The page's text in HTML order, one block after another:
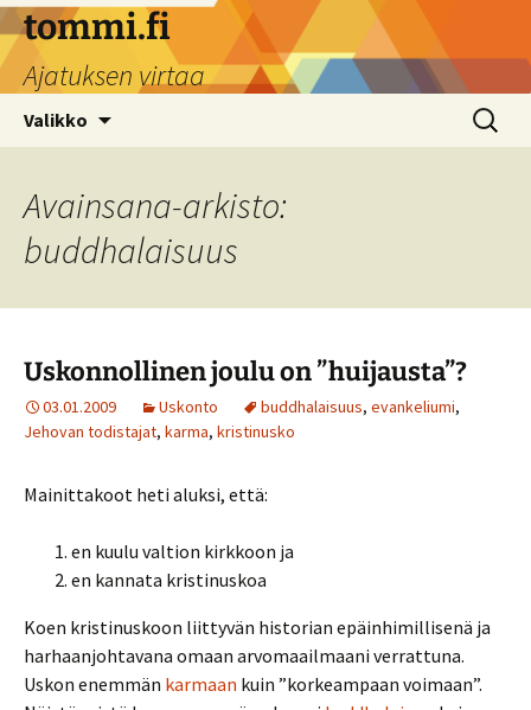
Siirry
sisältöön
tommi.fi
Ajatuksen virtaa
Valikko Haku:
Avainsana-arkisto:
buddhalaisuus
Uskonnollinen joulu on ”huijausta”?
03.01.2009 Uskonto buddhalaisuus, evankeliumi,
Jehovan todistajat, karma, kristinusko
Mainittakoot heti aluksi, että:
en kuulu valtion kirkkoon ja
en kannata kristinuskoa
Koen kristinuskoon liittyvän historian epäinhimillisenä ja
harhaanjohtavana omaan arvomaailmaani verrattuna.
Uskon enemmän karmaan kuin ”korkeampaan voimaan”.